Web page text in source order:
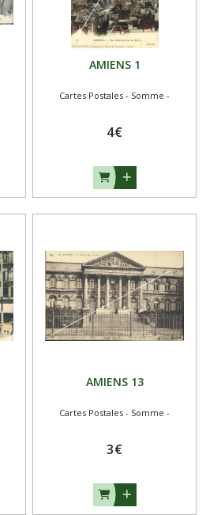
AMIENS 1
Cartes Postales - Somme -
4€
AMIENS 13
Cartes Postales - Somme -
3€